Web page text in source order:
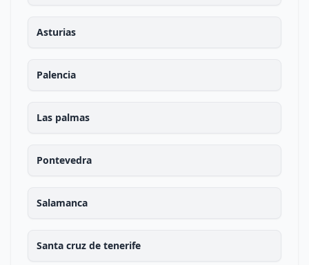
Asturias
Palencia
Las palmas
Pontevedra
Salamanca
Santa cruz de tenerife